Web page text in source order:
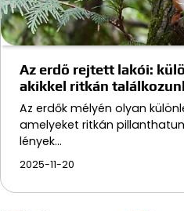
Az erdő rejtett lakói:
akikkel ritkán
Az erdők mélyén olyan
amelyeket ritkán
lények…
2025-11-20